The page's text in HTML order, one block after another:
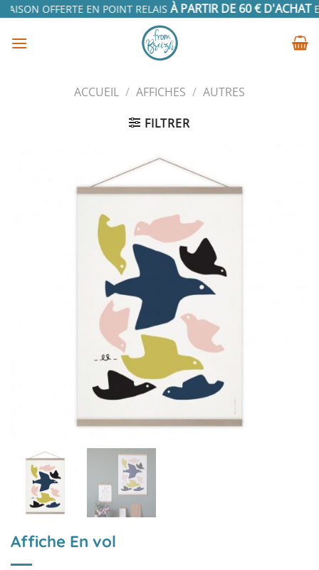
Passer
contenu
OFFERTE EN POINT RELAISÀ PARTIR DE 60 € D'ACHATEN
ACCUEIL / AFFICHES / AUTRES
FILTRER
Affiche En vol